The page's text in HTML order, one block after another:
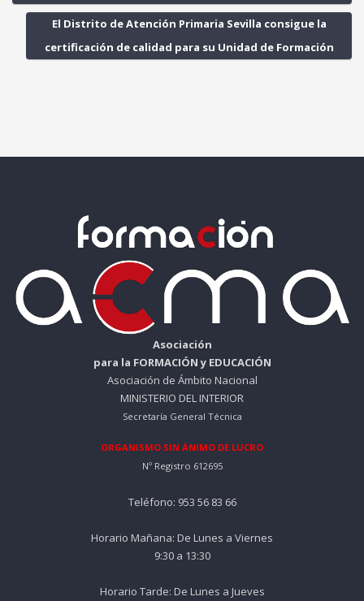
El Distrito de Atención Primaria Sevilla consigue la
certificación de calidad para su Unidad de Formación
Asociación
para la FORMACIÓN y EDUCACIÓN
Asociación de Ámbito Nacional
MINISTERIO DEL INTERIOR
Secretaría General Técnica
ORGANISMO SIN ÁNIMO DE LUCRO
Nº Registro 612695
Teléfono: 953 56 83 66
Horario Mañana: De Lunes a Viernes
9:30 a 13:30
Horario Tarde: De Lunes a Jueves